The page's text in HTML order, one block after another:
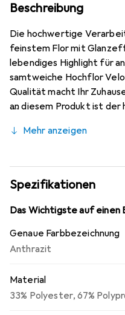
Beschreibung
Die hochwertige
feinstem Flor mit
lebendiges Highlight für
samtweiche Hochflor
Qualität macht Ihr
an diesem Produkt ist
Polypropylen Garn. Dieser
Die Kollektion Touch
Auswahl und hat so für
Dieser Teppich ist
Gemeinschaft
Mehr anzeigen
Spezifikationen
Das Wichtigste auf einen
Genaue Farbbezeichnung
Anthrazit
Material
33% Polyester,67%